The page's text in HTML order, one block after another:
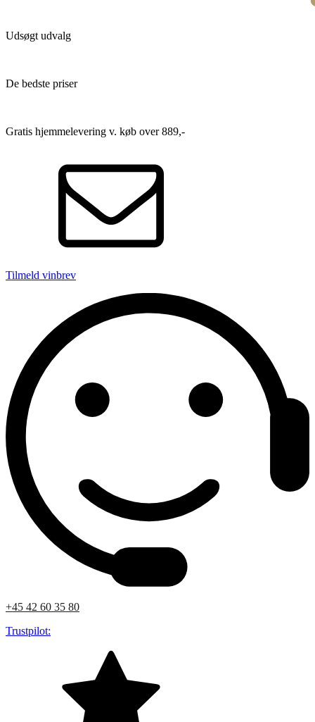
Udsøgt udvalg
De bedste priser
Gratis hjemmelevering v. køb over 889,-
Tilmeld vinbrev
+45 42 60 35 80
Trustpilot: